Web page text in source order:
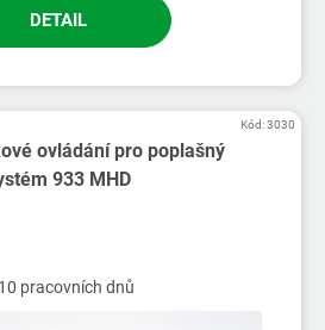
DETAIL
ovládání pro poplašný
933 MHD
pracovních dnů
Kód:3030